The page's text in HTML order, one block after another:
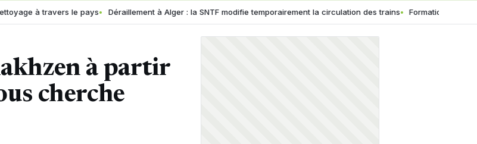
travers le pays Déraillement à Alger : la SNTF modifie temporairement la circulation des trains Formation professionnelle
à partir
cherche